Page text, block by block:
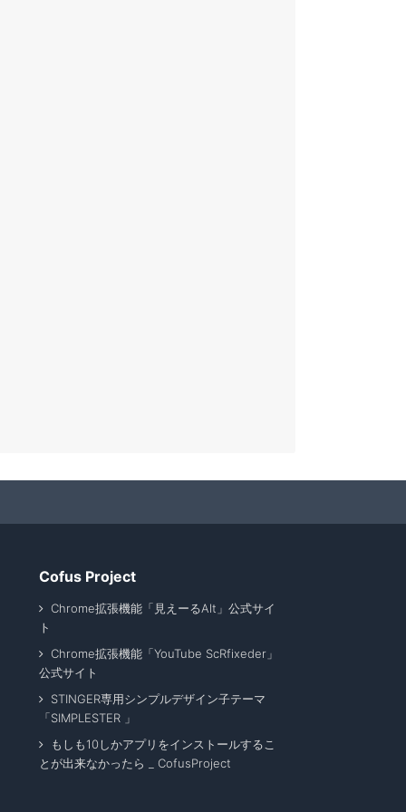
Cofus Project
Chrome拡張機能「見えーるAlt」公式サイ
ト
Chrome拡張機能「YouTube ScRfixeder」
公式サイト
STINGER専用シンプルデザイン子テーマ
「SIMPLESTER 」
もしも10しかアプリをインストールするこ
とが出来なかったら _ CofusProject